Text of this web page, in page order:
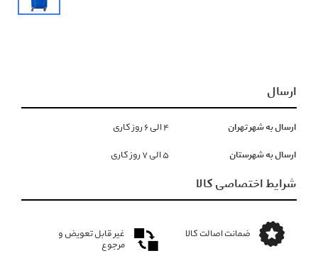
ارسال
ارسال به شهر تهران ۴ الی ۶ روز کاری
ارسال به شهرستان ۵ الی ۷ روز کاری
شرایط اختصاصی کالا
ضمانت اصالت کالا
غیر قابل تعویض و
مرجوع